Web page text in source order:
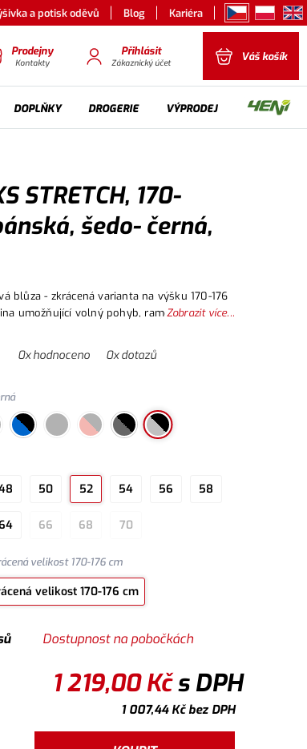
a potisk oděvů Blog Kariéra
Prodejny
Kontakty
Přihlásit
Zákaznický účet Váš košík
DOPLŇKY DROGERIE VÝPRODEJ
STRETCH, 170-
šedo- černá,
blůza - zkrácená varianta na výšku 170-176
umožňující volný pohyb, ramena
s klopou na levém rukávu, kryté zapínání
ka
Zobrazit více...
0x hodnoceno 0x dotazů
50 52 54 56 58
66 68 70
velikost 170-176 cm
velikost 170-176 cm
Dostupnost na pobočkách
1 219,00Kčs DPH
1 007,44Kčbez DPH